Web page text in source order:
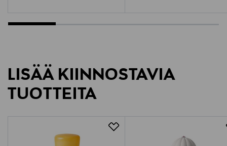
Hammarbybacken 27, 120 30 Stockholm, Sweden
Digitaalinen osoite
LISÄÄ KIINNOSTAVIA
TUOTTEITA